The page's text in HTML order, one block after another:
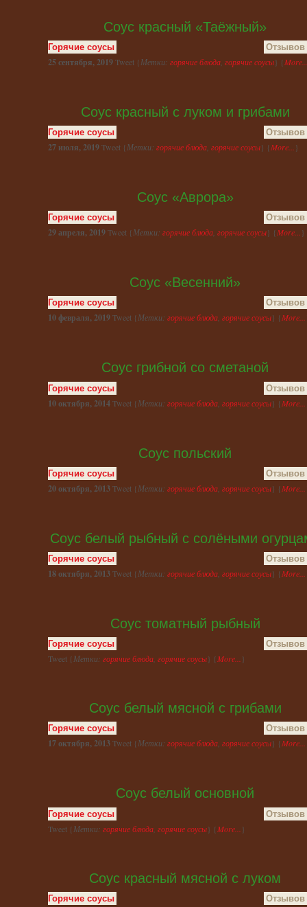
Соус красный «Таёжный»
Горячие соусы Отзывов
25 сентября, 2019Tweet {Метки: горячие блюда горячие соусы} {
Соус красный с луком и грибами
Горячие соусы Отзывов
27 июля, 2019Tweet {Метки: горячие блюда горячие соусы} {More... }
Соус «Аврора»
Горячие соусы Отзывов
29 апреля, 2019Tweet {Метки: горячие блюда, горячие соусы} {More...}
Соус «Весенний»
Горячие соусы Отзывов
10 февраля, 2019Tweet {Метки: горячие блюда, горячие соусы} {More...
Соус грибной со сметаной
Горячие соусы Отзывов
10 октября, 2014Tweet {Метки: горячие блюда горячие соусы} {More...
Соус польский
Горячие соусы Отзывов
20 октября, 2013Tweet {Метки: горячие блюда горячие соусы} {More...
Соус белый рыбный с солёными
Горячие соусы Отзывов
18 октября, 2013Tweet {Метки: горячие блюда горячие соусы} {More...
Соус томатный рыбный
Горячие соусы Отзывов
Tweet {Метки: горячие блюда горячие соусы} {More... }
Соус белый мясной с грибами
Горячие соусы Отзывов
17 октября, 2013Tweet {Метки: горячие блюда, горячие соусы} {More...
Соус белый основной
Горячие соусы Отзывов
Tweet {Метки: горячие блюда горячие соусы} {More... }
Соус красный мясной с луком
Горячие соусы Отзывов